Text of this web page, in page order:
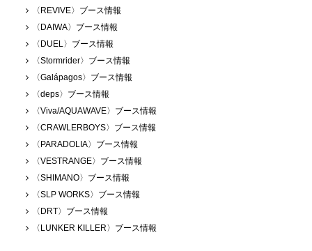
〈REVIVE〉ブース情報
〈DAIWA〉ブース情報
〈DUEL〉ブース情報
〈Stormrider〉ブース情報
〈Galápagos〉ブース情報
〈deps〉ブース情報
〈Viva/AQUAWAVE〉ブース情報
〈CRAWLERBOYS〉ブース情報
〈PARADOLIA〉ブース情報
〈VESTRANGE〉ブース情報
〈SHIMANO〉ブース情報
〈SLP WORKS〉ブース情報
〈DRT〉ブース情報
〈LUNKER KILLER〉ブース情報